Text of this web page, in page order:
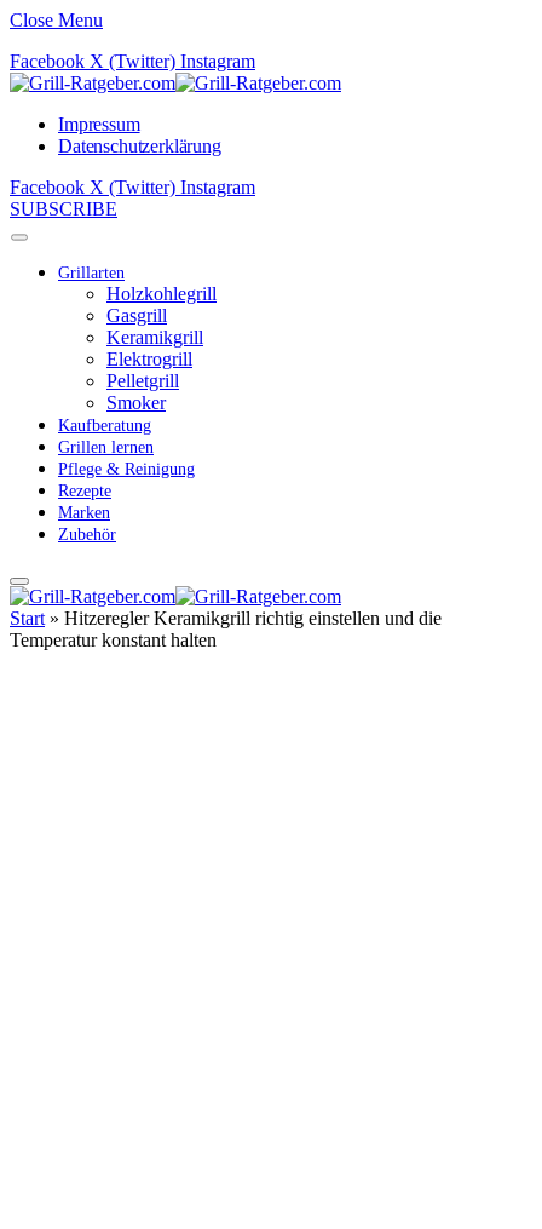
Close Menu
Facebook X (Twitter) Instagram
Impressum
Datenschutzerklärung
Facebook X (Twitter) Instagram
SUBSCRIBE
Grillarten
Holzkohlegrill
Gasgrill
Keramikgrill
Elektrogrill
Pelletgrill
Smoker
Kaufberatung
Grillen lernen
Pflege & Reinigung
Rezepte
Marken
Zubehör
Start » Hitzeregler Keramikgrill richtig einstellen und die
Temperatur konstant halten